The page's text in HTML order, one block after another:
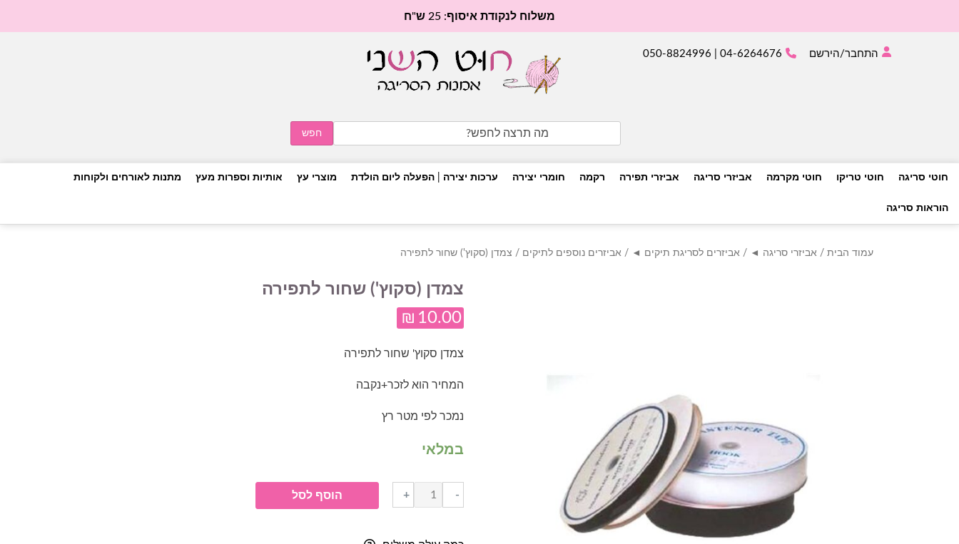
משלוח לנקודת איסוף: 25 ש"ח
for:
התחבר/הירשם 04-6264676 | 050-8824996
חוטי סריגה חוטי טריקו חוטי מקרמה אביזרי סריגה אביזרי תפירה רקמה חומרי יצירה ערכות יצירה | הפעלה ליום הולדת מוצרי עץ אותיות וספרות מעץ מתנות לאורחים ולקוחות
הוראות סריגה
עמוד הבית / אביזרי סריגה ◄ / אביזרים לסריגת תיקים ◄ / אביזרים נוספים לתיקים / צמדן (סקוץ') שחור לתפירה
צמדן (סקוץ') שחור לתפירה
₪ 10.00
צמדן סקוץ' שחור לתפירה
המחיר הוא לזכר+נקבה
נמכר לפי מטר רץ
במלאי
-
כמות
של
(סקוץ')
+ הוסף לסל